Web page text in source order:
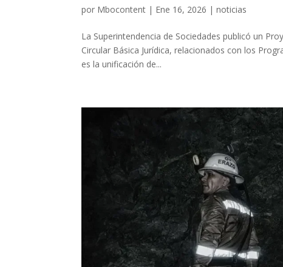
por Mbocontent | Ene 16, 2026 |noticias
La Superintendencia de Sociedades publicó un
Circular Básica Jurídica, relacionados con los
es la unificación de...